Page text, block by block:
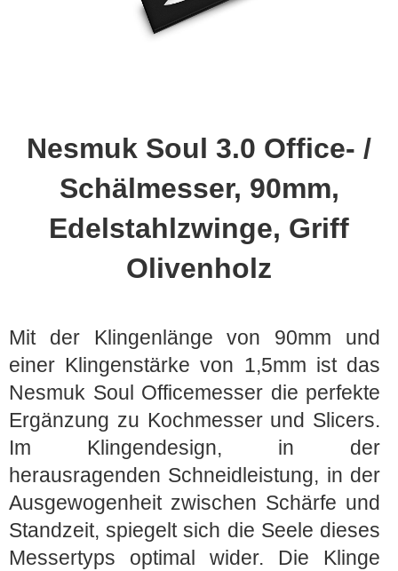
Nesmuk Soul 3.0 Office- /
Schälmesser, 90mm,
Edelstahlzwinge, Griff
Olivenholz
Mit der Klingenlänge von 90mm und
einer Klingenstärke von 1,5mm ist das
Nesmuk Soul Officemesser die perfekte
Ergänzung zu Kochmesser und Slicers.
Im Klingendesign, in der
herausragenden Schneidleistung, in der
Ausgewogenheit zwischen Schärfe und
Standzeit, spiegelt sich die Seele dieses
Messertyps optimal wider. Die Klinge